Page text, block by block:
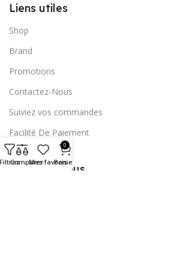
Liens utiles
Shop
Brand
Promotions
Contactez-Nous
Suiviez vos commandes
Facilité De Paiement
Abonnez-vous
FiltresComparerMes favoris
0
Panier